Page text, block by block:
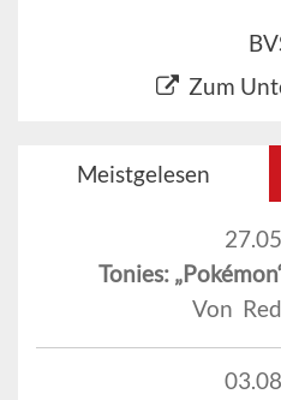
Zum
Meistgelesen
Tonies:
Von